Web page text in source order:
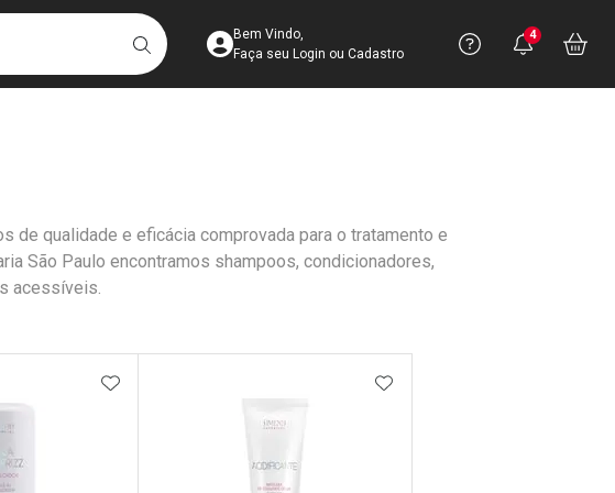
BUSCARAcesse sua Conta
Bem Vindo,
Faça seu Login ou Cadastro
Precisa
Ver Recursos
Você
4
de qualidade e eficácia comprovada para o tratamento e
São Paulo encontramos shampoos, condicionadores,
acessíveis.
ADICIONAR AOS FAVORITOS ADICIONAR AOS